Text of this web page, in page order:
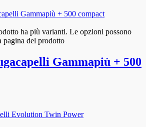
ha più varianti. Le opzioni possono
pagina del prodotto
Gammapiù + 500